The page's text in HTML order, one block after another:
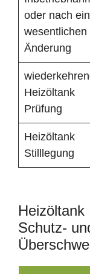
oder nach
wesentlichen
Änderung
Heizöltank
Prüfung
Heizöltank
Stilllegung
Heizöltank
Schutz-